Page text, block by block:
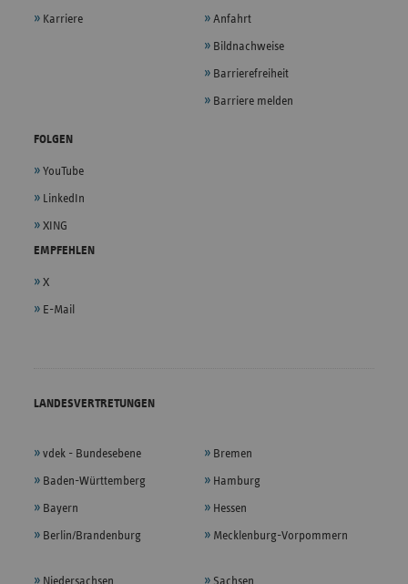
Karriere Anfahrt
Bildnachweise
Barrierefreiheit
Barriere melden
FOLGEN
YouTube
LinkedIn
XING
EMPFEHLEN
X
E-Mail
LANDESVERTRETUNGEN
vdek - Bundesebene
Baden-Württemberg
Bayern
Berlin/Brandenburg
Bremen
Hamburg
Hessen
Mecklenburg-Vorpommern